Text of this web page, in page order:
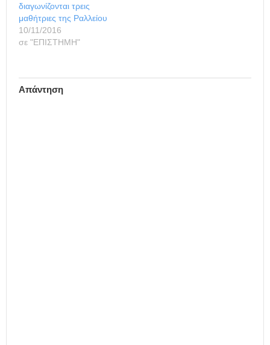
διαγωνίζονται τρεις
μαθήτριες της Ραλλείου
10/11/2016
σε "ΕΠΙΣΤΗΜΗ"
Απάντηση